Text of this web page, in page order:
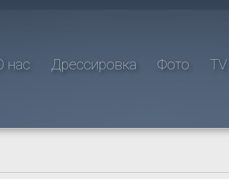
нас Дрессировка Фото TV